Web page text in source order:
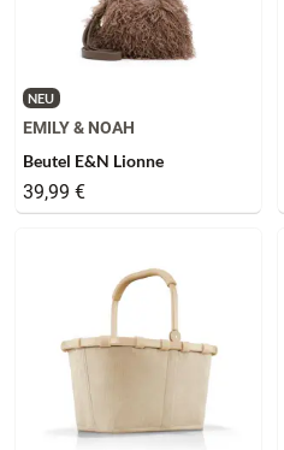
NEU
EMILY & NOAH
Beutel E&N Lionne
39,99 €